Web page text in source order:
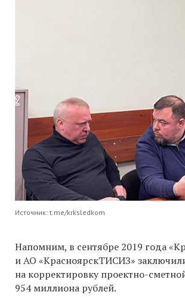
Источник: t.me/krksledkom
Напомним, в сентябре 2019 года
и АО «КрасноярскТИСИЗ»
на корректировку проектно-
954 миллиона рублей.